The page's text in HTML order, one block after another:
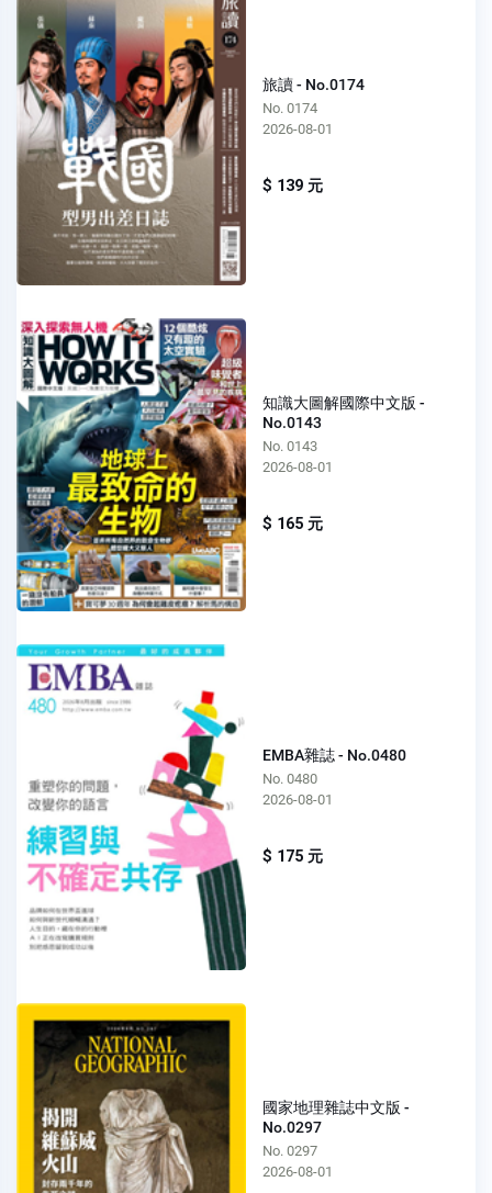
旅讀 - No.0174
No. 0174
2026-08-01
$ 139 元
知識大圖解國際中文版 -
No.0143
No. 0143
2026-08-01
$ 165 元
EMBA雜誌 - No.0480
No. 0480
2026-08-01
$ 175 元
國家地理雜誌中文版 -
No.0297
No. 0297
2026-08-01